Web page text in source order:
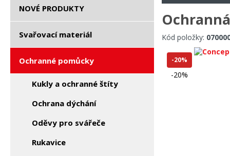
NOVÉ PRODUKTY
Svařovací materiál
Ochranné pomůcky
Kukly a ochranné štíty
Ochrana dýchání
Oděvy pro svářeče
Rukavice
Kód položky:
-20%
-20%